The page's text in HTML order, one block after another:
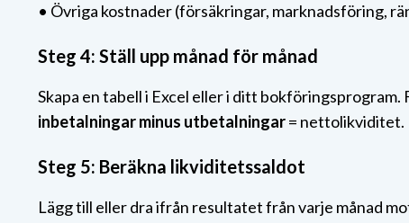
• Övriga kostnader (försäkringar, marknadsföring,
Steg 4: Ställ upp månad för månad
Skapa en tabell i Excel eller i ditt bokföringsprogram.
inbetalningar minus utbetalningar= nettolikviditet.
Steg 5: Beräkna likviditetssaldot
Lägg till eller dra ifrån resultatet från varje månad